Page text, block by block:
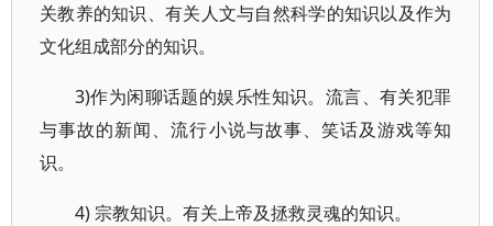
关教养的知识、有关人文与自然科学的知识以及作为
文化组成部分的知识。
3)作为闲聊话题的娱乐性知识。流言、有关犯罪
与事故的新闻、流行小说与故事、笑话及游戏等知
识。
4) 宗教知识。有关上帝及拯救灵魂的知识。